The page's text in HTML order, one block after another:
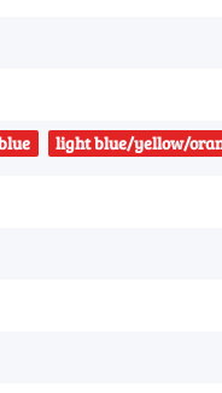
light blue/yellow/